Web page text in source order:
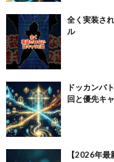
全く実装さ
ル
ドッカンバ
回と優先キ
【2026年